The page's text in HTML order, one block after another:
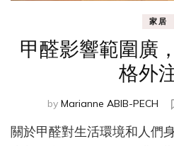
家居
甲醛影響範圍廣
格外
by Marianne ABIB-PECH
關於甲醛對生活環境和人們